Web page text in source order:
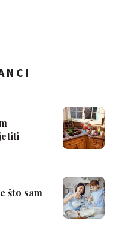
što sam